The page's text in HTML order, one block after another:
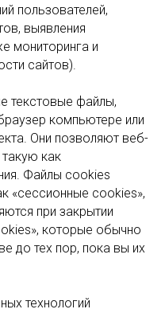
пользователей,
выявления
мониторинга и
сайтов).
текстовые файлы,
компьютере или
Они позволяют веб-
как
Файлы cookies
«сессионные cookies»,
при закрытии
которые обычно
до тех пор, пока вы их
технологий